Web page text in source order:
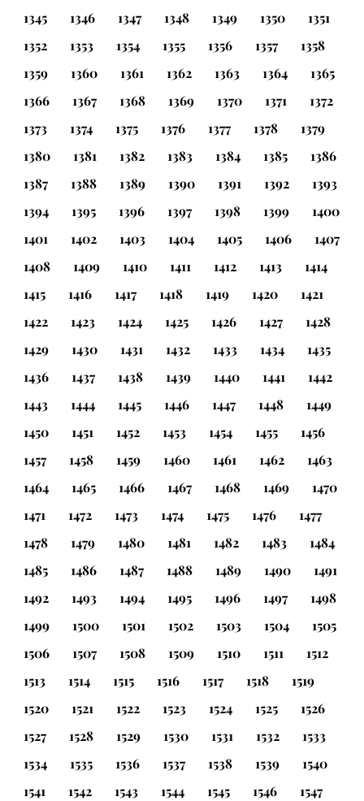
1345
1346 1347 1348 1349 1350
1351
1352
1353 1354 1355 1356 1357
1358
1359
1360 1361 1362 1363 1364
1365
1366
1367 1368 1369 1370 1371
1372
1373
1374 1375 1376 1377 1378
1379
1380
1381 1382 1383 1384 1385
1386
1387
1388 1389 1390 1391 1392
1393
1394
1395 1396 1397 1398 1399
1400
1401
1402 1403 1404 1405 1406
1407
1408
1409 1410 1411 1412 1413
1414
1415
1416 1417 1418 1419 1420
1421
1422
1423 1424 1425 1426 1427
1428
1429
1430 1431 1432 1433 1434
1435
1436
1437 1438 1439 1440 1441
1442
1443
1444 1445 1446 1447 1448
1449
1450
1451 1452 1453 1454 1455
1456
1457
1458 1459 1460 1461 1462
1463
1464
1465 1466 1467 1468 1469
1470
1471
1472 1473 1474 1475 1476
1477
1478
1479 1480 1481 1482 1483
1484
1485
1486 1487 1488 1489 1490
1491
1492
1493 1494 1495 1496 1497
1498
1499
1500 1501 1502 1503 1504
1505
1506
1507 1508 1509 1510 1511
1512
1513
1514 1515 1516 1517 1518
1519
1520
1521 1522 1523 1524 1525
1526
1527
1528 1529 1530 1531 1532
1533
1534
1535 1536 1537 1538 1539
1540
1541
1542 1543 1544 1545 1546
1547